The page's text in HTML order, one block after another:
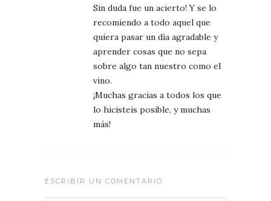
Sin duda fue un acierto! Y se lo
recomiendo a todo aquel que
quiera pasar un día agradable y
aprender cosas que no sepa
sobre algo tan nuestro como el
vino.
¡Muchas gracias a todos los que
lo hicisteis posible, y muchas
más!
ESCRIBIR UN COMENTARIO